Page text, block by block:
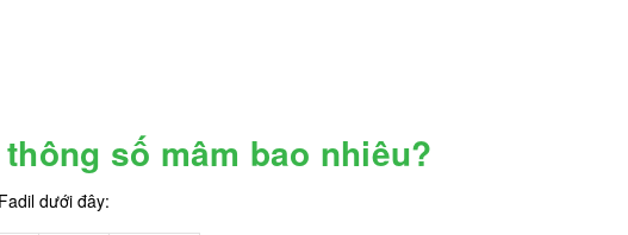
số mâm bao nhiêu?
dưới đây: